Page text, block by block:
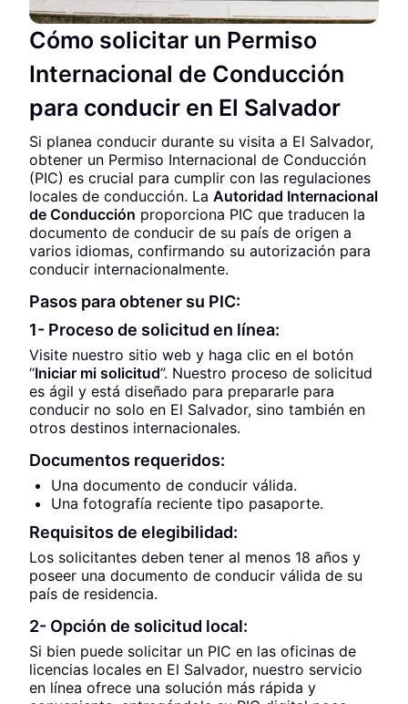
Cómo solicitar un Permiso
Internacional de Conducción
para conducir en El Salvador
Si planea conducir durante su visita a El Salvador,
obtener un Permiso Internacional de Conducción
(PIC) es crucial para cumplir con las regulaciones
locales de conducción. La Autoridad Internacional
de Conducción proporciona PIC que traducen la
documento de conducir de su país de origen a
varios idiomas, confirmando su autorización para
conducir internacionalmente.
Pasos para obtener su PIC:
1- Proceso de solicitud en línea:
Visite nuestro sitio web y haga clic en el botón
“Iniciar mi solicitud”. Nuestro proceso de solicitud
es ágil y está diseñado para prepararle para
conducir no solo en El Salvador, sino también en
otros destinos internacionales.
Documentos requeridos:
Una documento de conducir válida.
Una fotografía reciente tipo pasaporte.
Requisitos de elegibilidad:
Los solicitantes deben tener al menos 18 años y
poseer una documento de conducir válida de su
país de residencia.
2- Opción de solicitud local:
Si bien puede solicitar un PIC en las oficinas de
licencias locales en El Salvador, nuestro servicio
en línea ofrece una solución más rápida y